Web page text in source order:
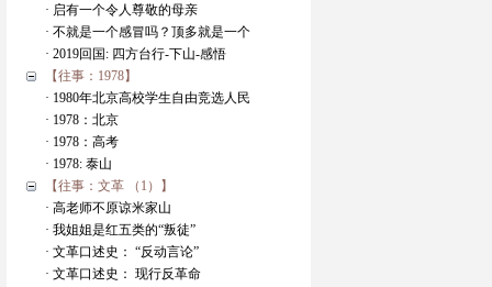
· 启有一个令人尊敬的母亲
· 不就是一个感冒吗？顶多就是一个
· 2019回国: 四方台行-下山-感悟
【往事：1978】
· 1980年北京高校学生自由竞选人民
· 1978：北京
· 1978：高考
· 1978: 泰山
【往事：文革 （1）】
· 高老师不原谅米家山
· 我姐姐是红五类的“叛徒”
· 文革口述史： “反动言论”
· 文革口述史： 现行反革命